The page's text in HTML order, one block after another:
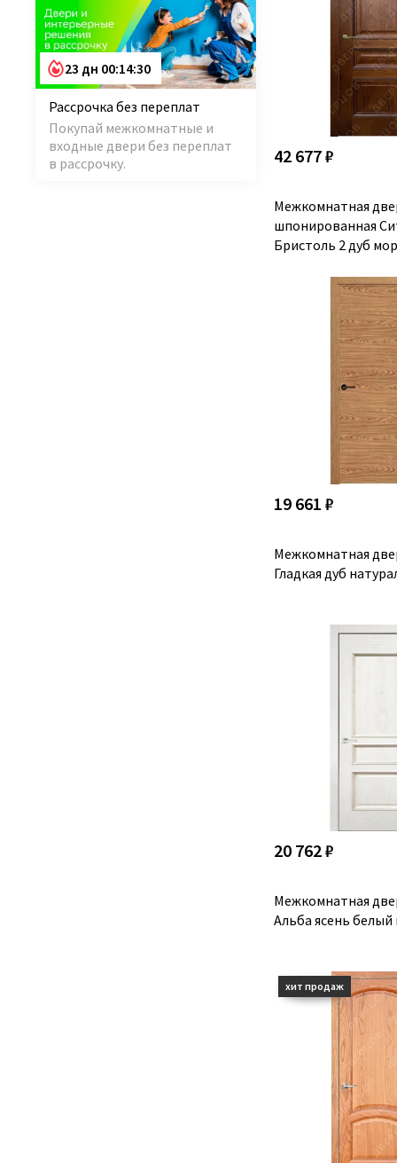
42 677 ₽
Межкомнатная
шпонированная
Бристоль 2 дуб
19 661 ₽
Межкомнатная
Гладкая дуб
20 762 ₽
Межкомнатная
Альба ясень белый
23 дн 00:14:29
Рассрочка без переплат
Покупай межкомнатные и
входные двери без переплат
в рассрочку.